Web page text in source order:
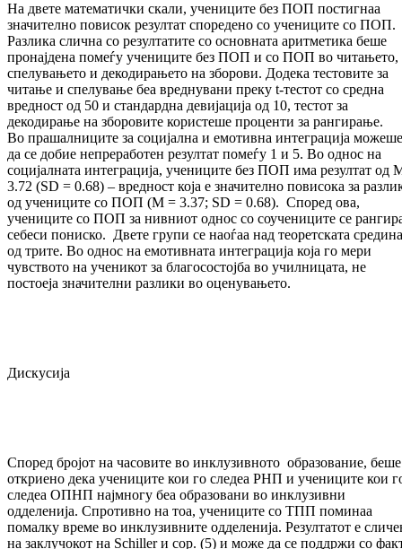
На двете математички скали, учениците без ПОП постигнаа
значително повисок резултат споредено со учениците со ПОП.
Разлика слична со резултатите со основната аритметика беше
пронајдена помеѓу учениците без ПОП и со ПОП во читањето,
спелувањето и декодирањето на зборови. Додека тестовите за
читање и спелување беа вреднувани преку t-тестот со средна
вредност од 50 и стандардна девијација од 10, тестот за
декодирање на зборовите користеше проценти за рангирање.
Во прашалниците за социјална и емотивна интеграција можеше
да се добие непреработен резултат помеѓу 1 и 5. Во однос на
социјалната интеграција, учениците без ПОП има резултат од
3.72 (SD = 0.68) – вредност која е значително повисока за
од учениците со ПОП (M = 3.37; SD = 0.68). Според ова,
учениците со ПОП за нивниот однос со соучениците се
себеси пониско. Двете групи се наоѓаа над теоретската средина
од трите. Во однос на емотивната интеграција која го мери
чувството на ученикот за благосостојба во училницата, не
постоеја значителни разлики во оценувањето.
Дискусија
Според бројот на часовите во инклузивното образование, беше
откриено дека учениците кои го следеа РНП и учениците кои
следеа ОПНП најмногу беа образовани во инклузивни
одделенија. Спротивно на тоа, учениците со ТПП поминаа
помалку време во инклузивните одделенија. Резултатот е
на заклучокот на Schiller и сор. (5) и може да се поддржи со